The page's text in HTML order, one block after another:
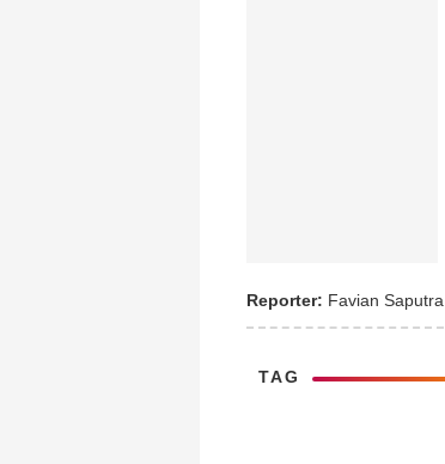
Reporter: Favian Saputra
TAG